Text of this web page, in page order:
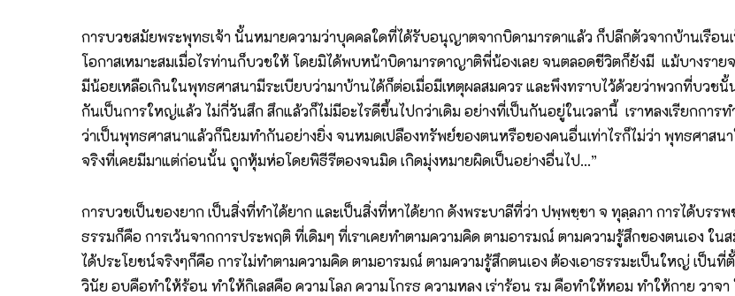
การบวชสมัยพระพุทธเจ้า นั้นหมายความว่าบุคคลใดที่ได้รับอนุญาตจากบิดามารดาแล้ว ก็ปลีกตัวจากบ้านเรื
โอกาสเหมาะสมเมื่อไรท่านก็บวชให้ โดยมิได้พบหน้าบิดามารดาญาติพี่น้องเลย จนตลอดชีวิตก็ยังมี แม้บางราย
มีน้อยเหลือเกินในพุทธศาสนามีระเบียบว่ามาบ้านได้ก็ต่อเมื่อมีเหตุผลสมควร และพึงทราบไว้ด้วยว่าพวกที่บวช
กันเป็นการใหญ่แล้ว ไม่กี่วันสึก สึกแล้วก็ไม่มีอะไรดีขึ้นไปกว่าเดิม อย่างที่เป็นกันอยู่ในเวลานี้ เราหลงเรียกกา
ว่าเป็นพุทธศาสนาแล้วก็นิยมทำกันอย่างยิ่ง จนหมดเปลืองทรัพย์ของตนหรือของคนอื่นเท่าไรก็ไม่ว่า พุทธศาส
จริงที่เคยมีมาแต่ก่อนนั้น ถูกหุ้มห่อโดยพิธีรีตองจนมิด เกิดมุ่งหมายผิดเป็นอย่างอื่นไป...”
การบวชเป็นของยาก เป็นสิ่งที่ทำได้ยาก และเป็นสิ่งที่หาได้ยาก ดังพระบาลีที่ว่า ปพฺพชฺชา จ ทุลฺลภา การได้บรร
ธรรมก็คือ การเว้นจากการประพฤติ ที่เดิมๆ ที่เราเคยทำตามความคิด ตามอารมณ์ ตามความรู้สึกของตนเอง ใ
ได้ประโยชน์จริงๆก็คือ การไม่ทำตามความคิด ตามอารมณ์ ตามความรู้สึกตนเอง ต้องเอาธรรมะเป็นใหญ่ เป็น
วินัย อบคือทำให้ร้อน ทำให้กิเลสคือ ความโลภ ความโกรธ ความหลง เร่าร้อน รม คือทำให้หอม ทำให้กาย วา